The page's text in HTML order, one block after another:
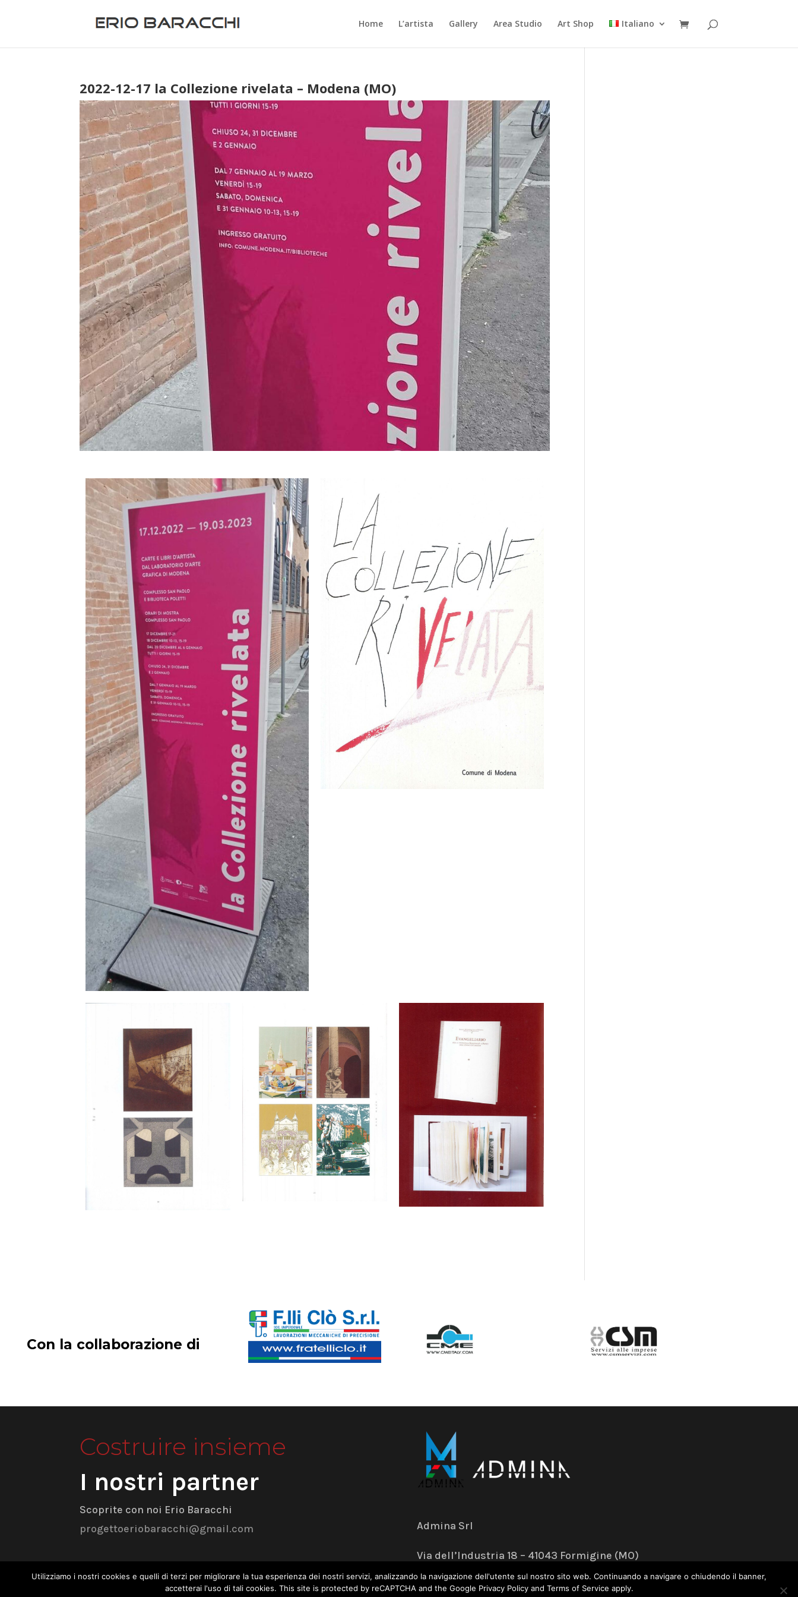
Home L’artista Gallery Area Studio Art Shop Italiano
2022-12-17 la Collezione rivelata – Modena (MO)
Con la collaborazione di
Costruire insieme
I nostri partner
Scoprite con noi Erio Baracchi
progettoeriobaracchi@gmail.com
Admina Srl
Via dell’Industria 18 – 41043 Formigine (MO)
+39 059 574 504
www.adminasrl.eu
Utilizziamo i nostri cookies e quelli di terzi per migliorare la tua esperienza dei nostri servizi, analizzando la navigazione dell'utente sul nostro sito web. Continuando a navigare o chiudendo il banner,
accetterai l'uso di tali cookies. This site is protected by reCAPTCHA and the Google Privacy Policy and Terms of Service apply.